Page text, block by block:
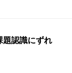
認識にずれ